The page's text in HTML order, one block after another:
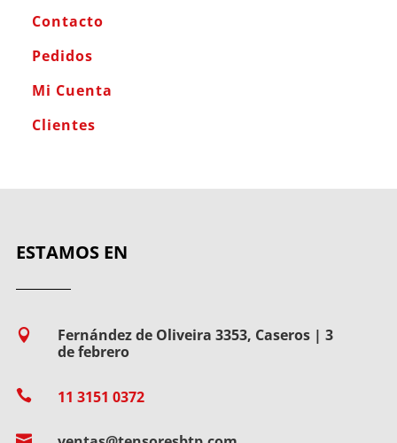
Contacto
Pedidos
Mi Cuenta
Clientes
ESTAMOS EN

Fernández de Oliveira 3353, Caseros | 3
de febrero
 11 3151 0372
